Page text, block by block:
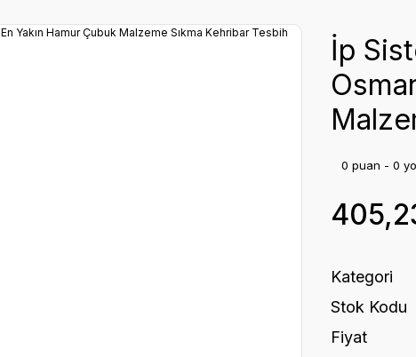
İp
0 puan - 0
Kategori
Stok Kodu
Fiyat